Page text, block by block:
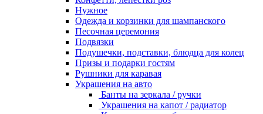
Нужное
Одежда и корзинки для шампанского
Песочная церемония
Подвязки
Подушечки, подставки, блюдца для колец
Призы и подарки гостям
Рушники для каравая
Украшения на авто
Банты на зеркала / ручки
Украшения на капот / радиатор